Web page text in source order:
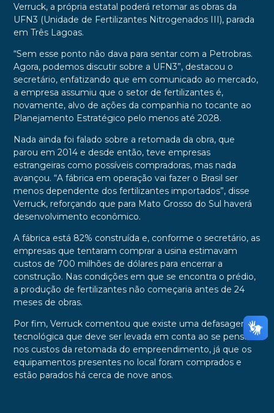
Verruck, a própria estatal poderá retomar as obras da
UFN3 (Unidade de Fertilizantes Nitrogenados III), parada
em Três Lagoas.
“Sem esse ponto não dava para sentar com a Petrobras.
Agora, podemos discutir sobre a UFN3”, destacou o
secretário, enfatizando que em comunicado ao mercado,
a empresa assumiu que o setor de fertilizantes é,
novamente, alvo de ações da companhia no tocante ao
Planejamento Estratégico pelo menos até 2028.
Nada ainda foi falado sobre a retomada da obra, que
parou em 2014 e desde então, teve empresas
estrangeiras como possíveis compradoras, mas nada
avançou. “A fábrica em operação vai fazer o Brasil ser
menos dependente dos fertilizantes importados”, disse
Verruck, reforçando que para Mato Grosso do Sul haverá
desenvolvimento econômico.
A fábrica está 82% construída e, conforme o secretário, as
empresas que tentaram comprar a usina estimavam
custos de 700 milhões de dólares para encerrar a
construção. Nas condições em que se encontra o prédio,
a produção de fertilizantes não começaria antes de 24
meses de obras.
Por fim, Verruck comentou que existe uma defasagem
tecnológica que deve ser levada em conta ao se pensar
nos custos da retomada do empreendimento, já que os
equipamentos presentes no local foram comprados e
estão parados há cerca de nove anos.